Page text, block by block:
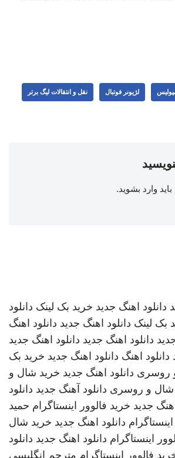
لژیونر فوتبال نقل و انتقالات لیگ برتر
وارد بشوید.
دانلود اهنگ جدید خرید بک لینک دانلود
بک لینک دانلود اهنگ جدید دانلود اهنگ
دانلود اهنگ جدید دانلود اهنگ جدید
دانلود اهنگ دانلود اهنگ جدید خرید بک
روسری دانلود اهنگ جدید خرید شال و
شال و روسری دانلود آهنگ جدید دانلود
جدید خرید فالوور اینستاگرام حمید
دانلود اهنگ جدید خرید شال
اینستاگرام دانلود اهنگ جدید دانلود
فالوور اینستاگرام مترجم انگلیسی